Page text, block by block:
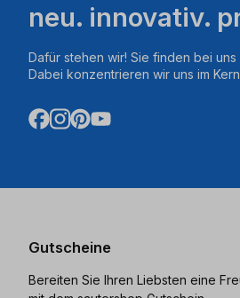
neu. innovativ.
Dafür stehen wir! Sie finden bei
Dabei konzentrieren wir uns im
Gutscheine
Bereiten Sie Ihren Liebsten eine